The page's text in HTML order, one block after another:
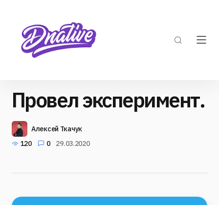
Провел эксперимент.
Алексей Ткачук
120
0 29.03.2020